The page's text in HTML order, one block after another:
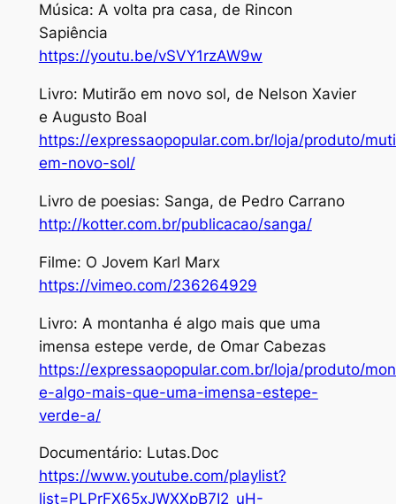
Música: A volta pra casa, de Rincon
Sapiência
https://youtu.be/vSVY1rzAW9w
Livro: Mutirão em novo sol, de Nelson Xavier
e Augusto Boal
https://expressaopopular.com.br/loja/produto/
em-novo-sol/
Livro de poesias: Sanga, de Pedro Carrano
http://kotter.com.br/publicacao/sanga/
Filme: O Jovem Karl Marx
https://vimeo.com/236264929
Livro: A montanha é algo mais que uma
imensa estepe verde, de Omar Cabezas
https://expressaopopular.com.br/loja/produto/
e-algo-mais-que-uma-imensa-estepe-
verde-a/
Documentário: Lutas.Doc
https://www.youtube.com/playlist?
list=PLPrFX65xJWXXpB7I2_uH-